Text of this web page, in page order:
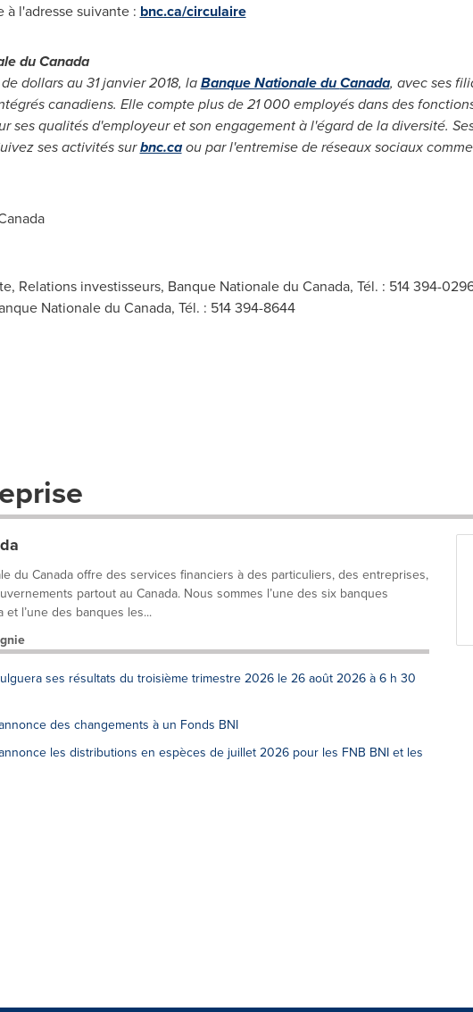
l'adresse suivante : bnc.ca/circulaire
duCanada
dollars au 31 janvier 2018, laBanque Nationale duCanada, avec ses
canadiens. Elle compte plus de 21 000 employés dans des
ses qualités d'employeur et son engagement à l'égard de la diversité.
ses activités surbnc.caou par l'entremise de réseaux sociaux comme
Relations investisseurs, Banque Nationale du Canada, Tél. : 514 394-
Nationale du Canada, Tél. : 514 394-8644
du Canada offre des services financiers à des particuliers, des entreprises,
partout au Canada. Nous sommes l’une des six banques
et l’une des banques les...
ses résultats du troisième trimestre 2026 le 26 août 2026 à 6 h 30
des changements à un Fonds BNI
les distributions en espèces de juillet 2026 pour les FNB BNI et les